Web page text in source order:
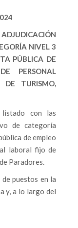
NIVEL 3
PÚBLICA DE
PERSONAL
DE TURISMO,
con las
de categoría
de empleo
laboral fijo de
Paradores.
puestos en la
y, a lo largo del